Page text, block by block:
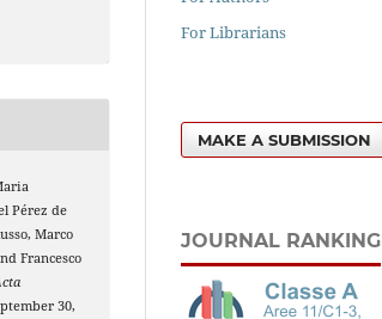
Pérez de
Marco
Francesco
30,
For Librarians
MAKE A SUBMISSION
JOURNAL RANKING